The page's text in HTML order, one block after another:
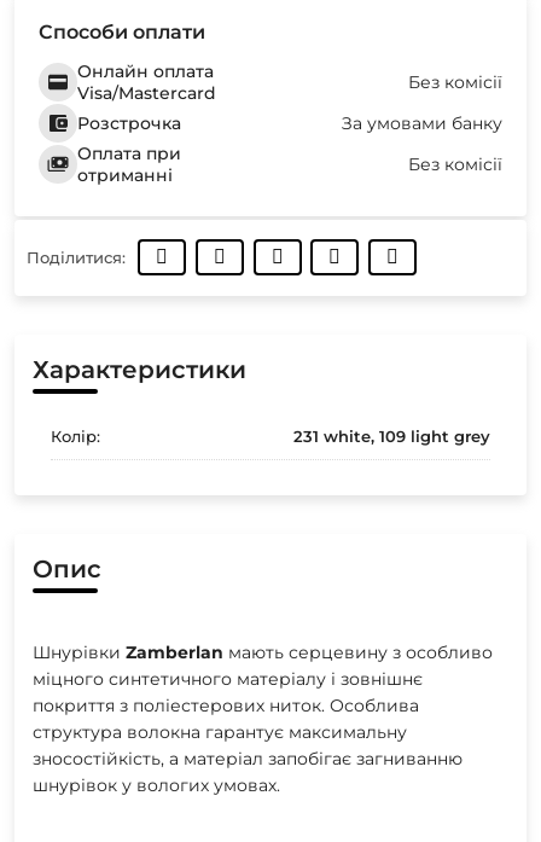
Способи оплати
Онлайн оплата
Visa/Mastercard
Без комісії
Розстрочка
За умовами банку
Оплата при
отриманні
Без комісії
Поділитися:
Характеристики
Колір: 231 white, 109 light grey
Опис
Шнурівки Zamberlan мають серцевину з особливо
міцного синтетичного матеріалу і зовнішнє
покриття з поліестерових ниток. Особлива
структура волокна гарантує максимальну
зносостійкість, а матеріал запобігає загниванню
шнурівок у вологих умовах.